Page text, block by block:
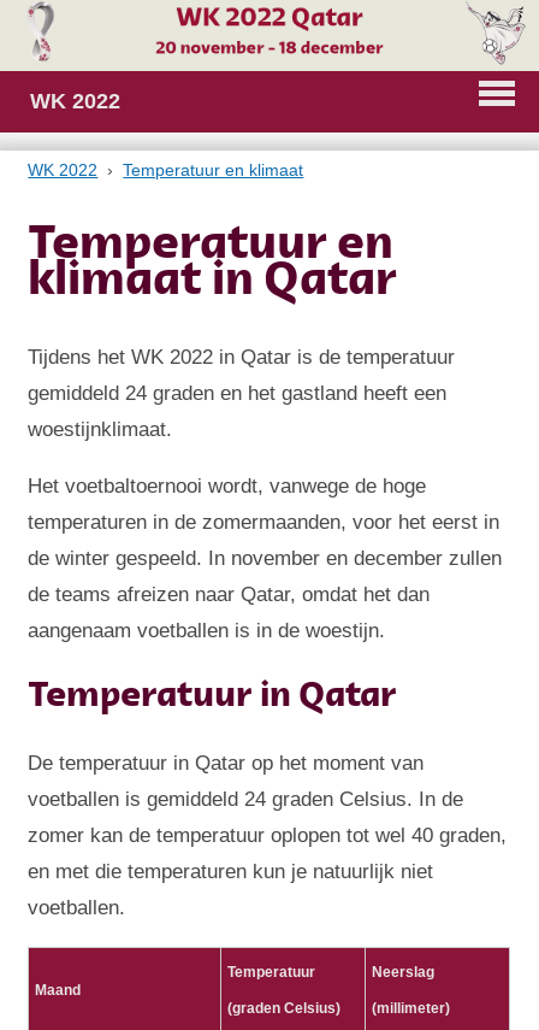
WK 2022
WK 2022 Temperatuur en klimaat
Temperatuur en
klimaat in Qatar
Tijdens het WK 2022 in Qatar is de temperatuur
gemiddeld 24 graden en het gastland heeft een
woestijnklimaat.
Het voetbaltoernooi wordt, vanwege de hoge
temperaturen in de zomermaanden, voor het eerst in
de winter gespeeld. In november en december zullen
de teams afreizen naar Qatar, omdat het dan
aangenaam voetballen is in de woestijn.
Temperatuur in Qatar
De temperatuur in Qatar op het moment van
voetballen is gemiddeld 24 graden Celsius. In de
zomer kan de temperatuur oplopen tot wel 40 graden,
en met die temperaturen kun je natuurlijk niet
voetballen.
Maand
Temperatuur
(graden Celsius)
Neerslag
(millimeter)